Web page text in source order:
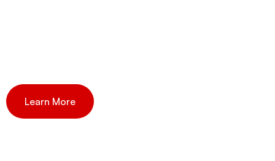
collaboration with Italy’s top universities.
Learn More